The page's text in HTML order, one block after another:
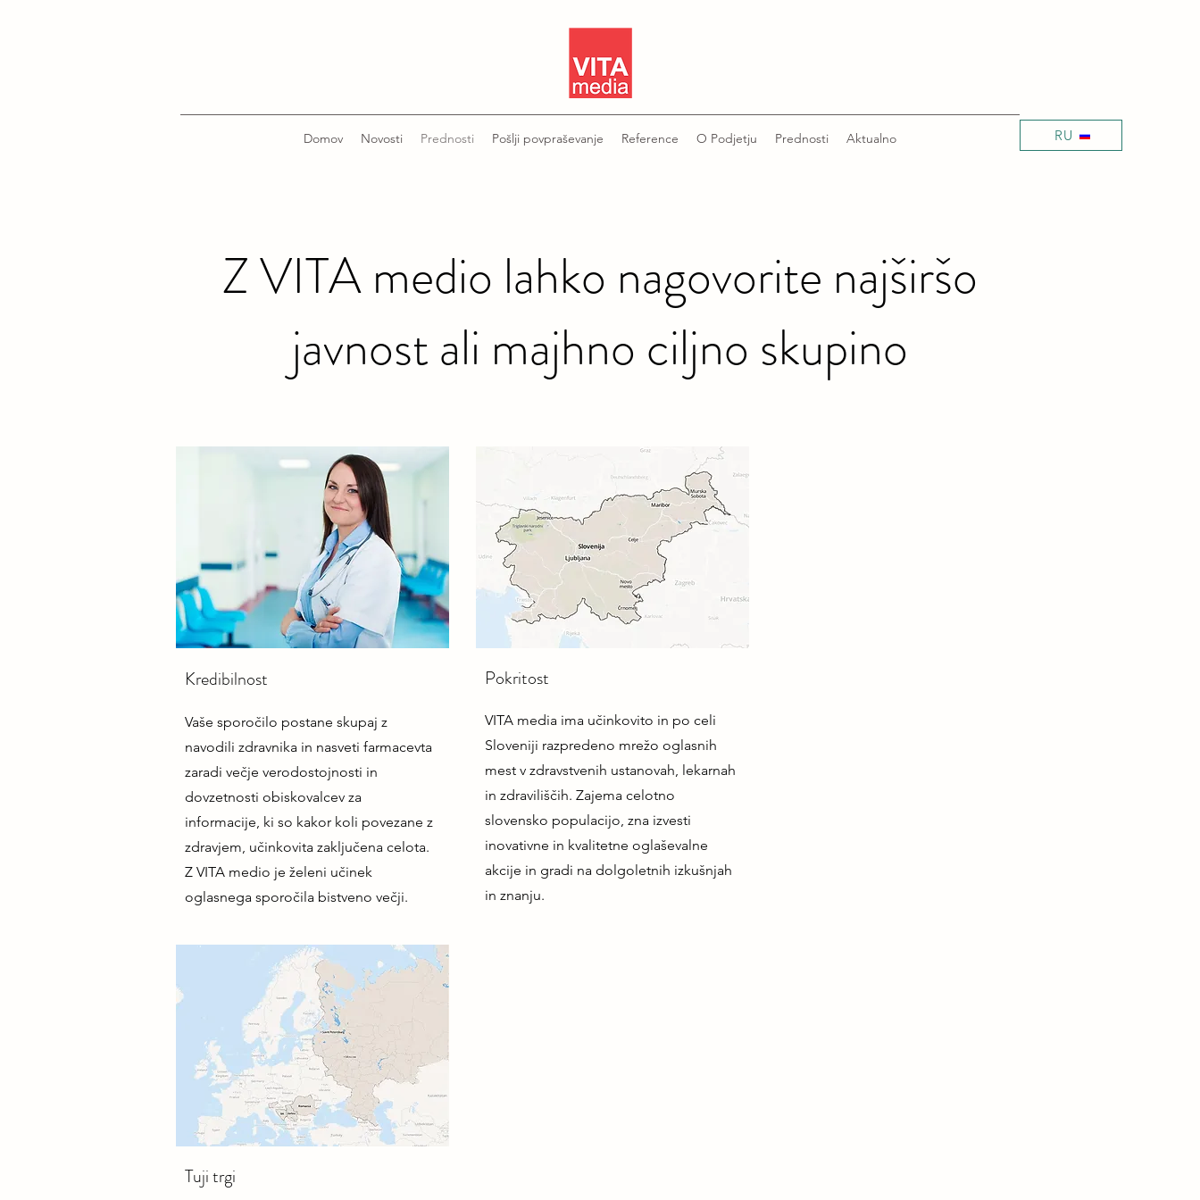
Domov Novosti Prednosti Pošlji povpraševanje Reference O Podjetju Prednosti Aktualno RU
Z VITA medio lahko nagovorite najširšo
javnost ali majhno ciljno skupino
Kredibilnost
Vaše sporočilo postane skupaj z
navodili zdravnika in nasveti farmacevta
zaradi večje verodostojnosti in
dovzetnosti obiskovalcev za
informacije, ki so kakor koli povezane z
zdravjem, učinkovita zaključena celota.
Z VITA medio je želeni učinek
oglasnega sporočila bistveno večji.
Pokritost
VITA media ima učinkovito in po celi
Sloveniji razpredeno mrežo oglasnih
mest v zdravstvenih ustanovah, lekarnah
in zdraviliščih. Zajema celotno
slovensko populacijo, zna izvesti
inovativne in kvalitetne oglaševalne
akcije in gradi na dolgoletnih izkušnjah
in znanju.
Tuji trgi